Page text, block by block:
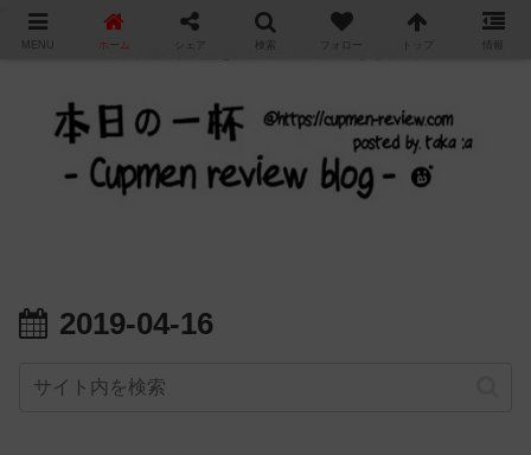
カップ麺の新商品をレビュー / アレンジするブログ
2019-04-16
MENU ホーム シェア 検索 フォロー トップ 情報